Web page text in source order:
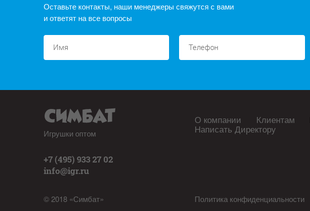
Оставьте контакты, наши менеджеры свяжутся с вами
и ответят на все вопросы
Игрушки оптом
+7 (495) 933 27 02
info@igr.ru
© 2018 «Симбат»
О компании Клиентам
Написать Директору
Политика конфиденциальности